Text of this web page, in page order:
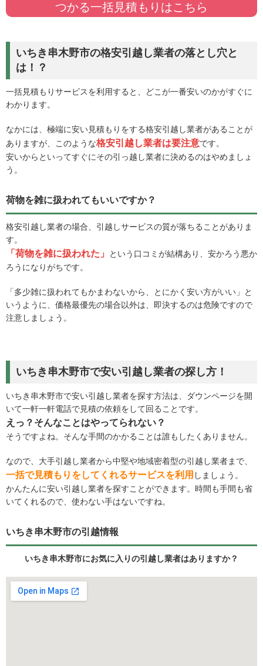
つかる一括見積もりはこちら
いちき串木野市の格安引越し業者の落とし穴と
は！？
一括見積もりサービスを利用すると、どこが一番安いのかがすぐに
わかります。
なかには、極端に安い見積もりをする格安引越し業者があることが
ありますが、このような格安引越し業者は要注意です。
安いからといってすぐにその引っ越し業者に決めるのはやめましょ
う。
荷物を雑に扱われてもいいですか？
格安引越し業者の場合、引越しサービスの質が落ちることがありま
す。
「荷物を雑に扱われた」
という口コミが結構あり、安かろう悪か
ろうになりがちです。
「多少雑に扱われてもかまわないから、とにかく安い方がいい」と
いうように、価格最優先の場合以外は、即決するのは危険ですので
注意しましょう。
いちき串木野市で安い引越し業者の探し方！
いちき串木野市で安い引越し業者を探す方法は、ダウンページを開
いて一軒一軒電話で見積の依頼をして回ることです。
えっ？そんなことはやってられない？
そうですよね。そんな手間のかかることは誰もしたくありません。
なので、大手引越し業者から中堅や地域密着型の引越し業者まで、
一括で見積もりをしてくれるサービスを利用 しましょう。
かんたんに安い引越し業者を探すことができます。時間も手間も省
いてくれるので、使わない手はないですね。
いちき串木野市の引越情報
いちき串木野市にお気に入りの引越し業者はありますか？